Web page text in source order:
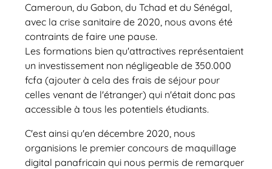
Cameroun, du Gabon, du Tchad et du Sénégal,
avec la crise sanitaire de 2020, nous avons été
contraints de faire une pause.
Les formations bien qu'attractives représentaient
un investissement non négligeable de 350.000
fcfa (ajouter à cela des frais de séjour pour
celles venant de l'étranger) qui n'était donc pas
accessible à tous les potentiels étudiants.
C'est ainsi qu'en décembre 2020, nous
organisions le premier concours de maquillage
digital panafricain qui nous permis de remarquer